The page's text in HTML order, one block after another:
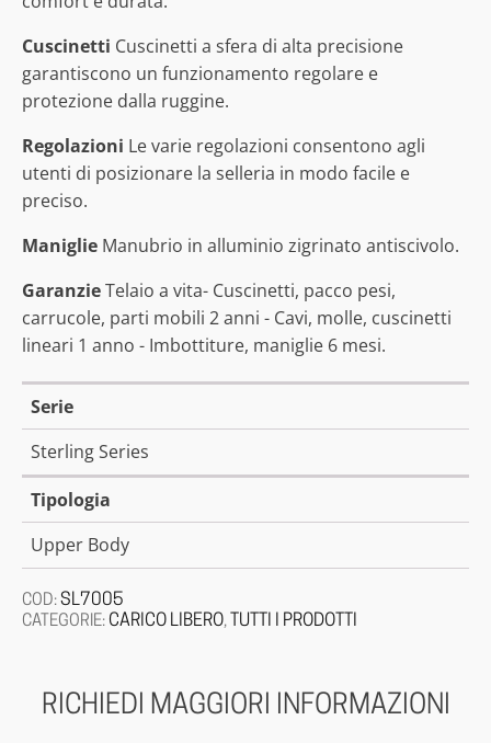
Cuscinetti Cuscinetti a sfera di alta precisione
garantiscono un funzionamento regolare e
protezione dalla ruggine.
Regolazioni Le varie regolazioni consentono agli
utenti di posizionare la selleria in modo facile e
preciso.
Maniglie Manubrio in alluminio zigrinato antiscivolo.
GaranzieTelaio a vita- Cuscinetti, pacco pesi,
carrucole, parti mobili 2 anni - Cavi, molle, cuscinetti
lineari 1 anno - Imbottiture, maniglie 6 mesi.
Serie
Sterling Series
Tipologia
Upper Body
COD: SL7005
CATEGORIE: CARICO LIBERO, TUTTI I PRODOTTI
RICHIEDI MAGGIORI INFORMAZIONI